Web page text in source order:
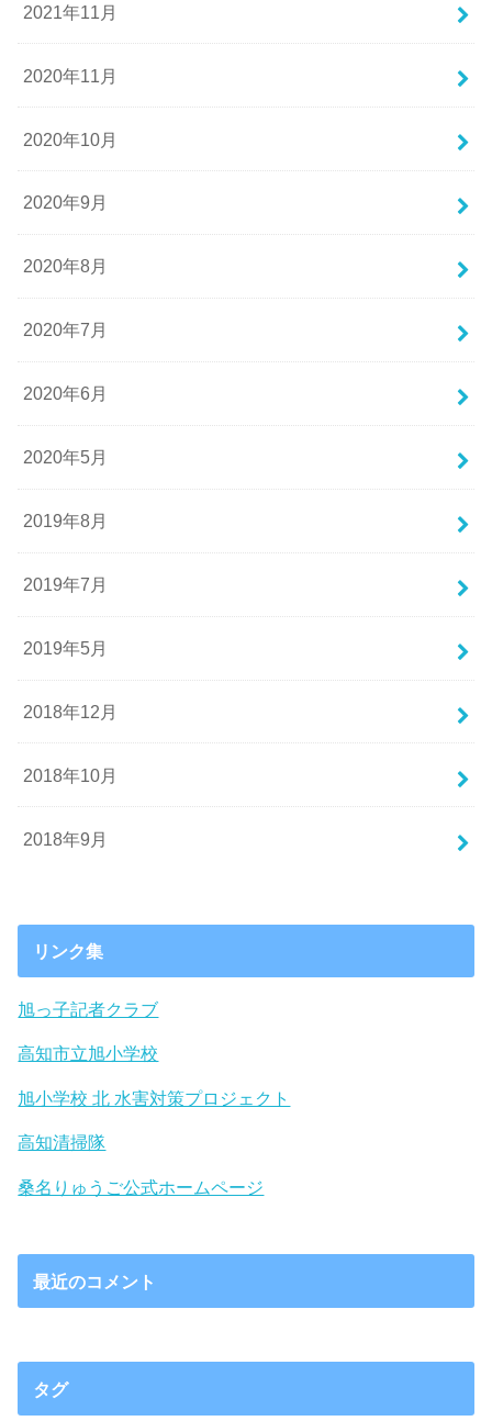
2021年11月
2020年11月
2020年10月
2020年9月
2020年8月
2020年7月
2020年6月
2020年5月
2019年8月
2019年7月
2019年5月
2018年12月
2018年10月
2018年9月
リンク集
旭っ子記者クラブ
高知市立旭小学校
旭小学校 北 水害対策プロジェクト
高知清掃隊
桑名りゅうご公式ホームページ
最近のコメント
タグ